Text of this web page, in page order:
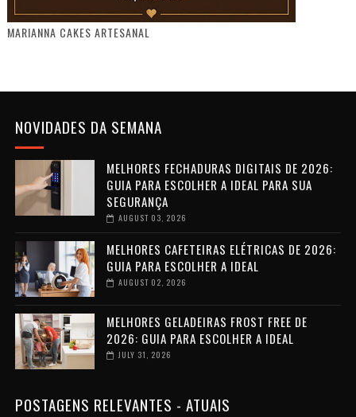
MARIANNA CAKES ARTESANAL
NOVIDADES DA SEMANA
MELHORES FECHADURAS DIGITAIS DE 2026:
GUIA PARA ESCOLHER A IDEAL PARA SUA
SEGURANÇA
AUGUST 03, 2026
MELHORES CAFETEIRAS ELÉTRICAS DE 2026:
GUIA PARA ESCOLHER A IDEAL
AUGUST 02, 2026
MELHORES GELADEIRAS FROST FREE DE
2026: GUIA PARA ESCOLHER A IDEAL
JULY 31, 2026
POSTAGENS RELEVANTES - ATUAIS